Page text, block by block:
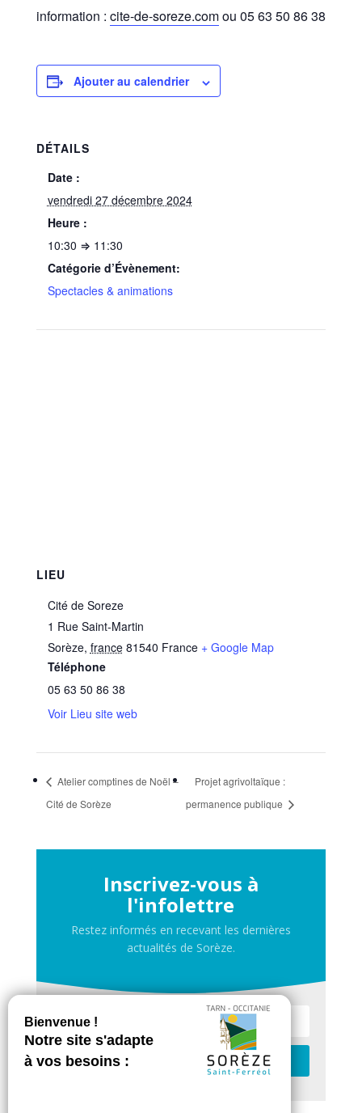
information : cite-de-soreze.comou 05 63 50 86 38
Ajouter au calendrier
DÉTAILS
Date :
vendredi 27 décembre 2024
Heure :
10:30 ⇒ 11:30
Catégorie d’Évènement:
Spectacles & animations
LIEU
Cité de Soreze
1 Rue Saint-Martin
Sorèze, france 81540 France + Google Map
Téléphone
05 63 50 86 38
Voir Lieu site web
Atelier comptines de Noël –
Cité de Sorèze
Projet agrivoltaïque :
permanence publique
Inscrivez-vous à
l'infolettre
Restez informés en recevant les dernières
actualités de Sorèze.
Je m'inscris